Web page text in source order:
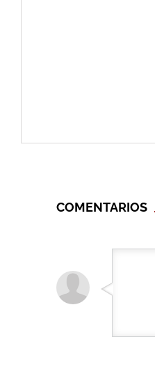
COMENTARIOS